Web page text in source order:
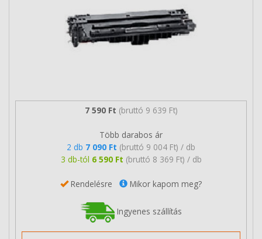
7 590 Ft (bruttó 9 639 Ft)
Több darabos ár
2 db 7 090 Ft (bruttó 9 004 Ft) / db
3 db-tól 6 590 Ft (bruttó 8 369 Ft) / db
Rendelésre Mikor kapom meg?
Ingyenes szállítás